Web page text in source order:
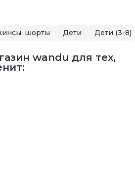
шорты Дети Дети (3-8)
wandu для тех,